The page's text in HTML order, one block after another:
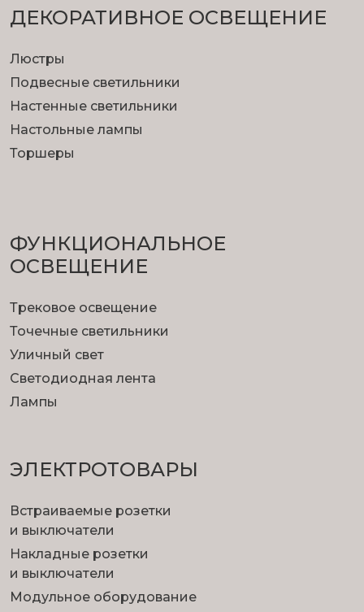
ДЕКОРАТИВНОЕ ОСВЕЩЕНИЕ
Люстры
Подвесные светильники
Настенные светильники
Настольные лампы
Торшеры
ФУНКЦИОНА­ЛЬНОЕ
ОСВЕЩЕНИЕ
Трековое освещение
Точечные светильники
Уличный свет
Светодиодная лента
Лампы
ЭЛЕКТРОТОВАРЫ
Встраиваемые розетки
и выключатели
Накладные розетки
и выключатели
Модульное оборудование